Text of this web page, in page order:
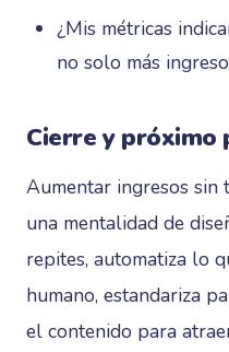
¿Mis métricas
no solo más
Cierre y próximo
Aumentar ingresos sin
una mentalidad de
repites, automatiza lo
humano, estandariza
el contenido para